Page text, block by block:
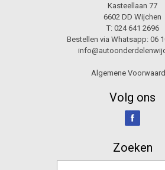
Kasteellaan 77
6602 DD Wijchen
T: 024 641 2696
Bestellen via Whatsapp: 06
Algemene
Volg ons
Zoeken